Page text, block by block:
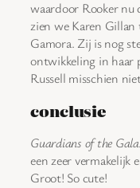
waardoor Rooker
zien we Karen Gillan
Gamora. Zij is nog
ontwikkeling in haar
Russell misschien
conclusie
Guardians of the
een zeer vermakelijk
Groot! So cute!